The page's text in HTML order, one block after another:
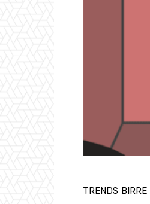
TRENDS BIRRE